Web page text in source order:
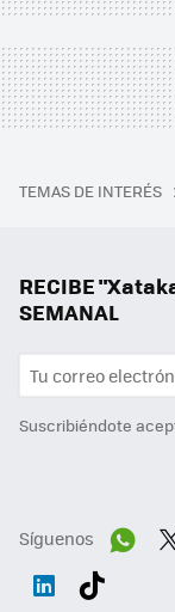
TEMAS DE INTERÉS
RECIBE
SEMANAL
Suscribiéndote
Síguenos